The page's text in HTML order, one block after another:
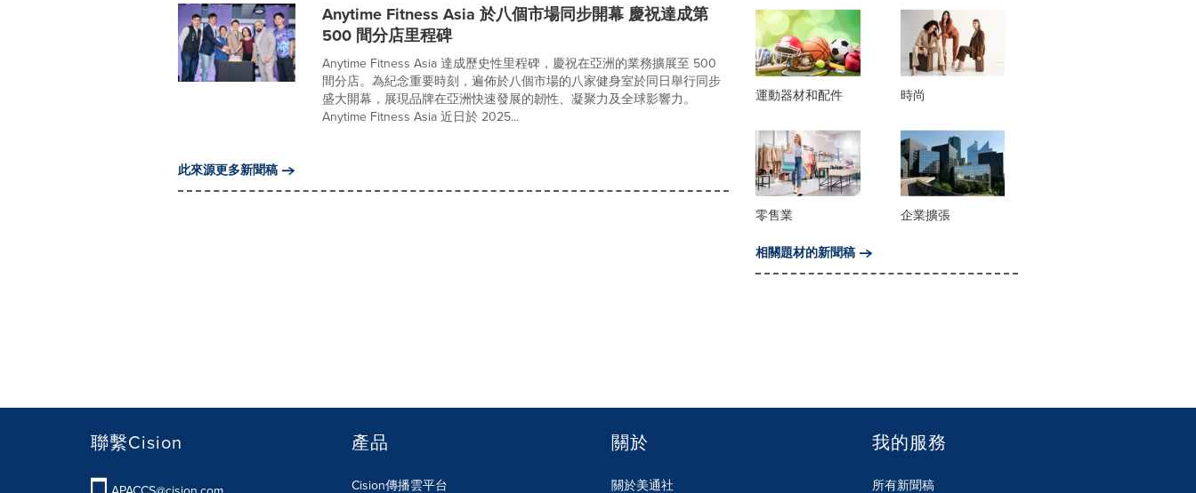
Anytime Fitness Asia 於八個市場同步開幕 慶祝達成第
500 間分店⾥程碑
Anytime Fitness Asia 達成歷史性⾥程碑，慶祝在亞洲的業務擴展⾄ 500
間分店。為紀念重要時刻，遍佈於八個市場的八家健⾝室於同⽇舉⾏同步
盛⼤開幕，展現品牌在亞洲快速發展的韌性、凝聚⼒及全球影響⼒。
Anytime Fitness Asia 近⽇於 2025...
此來源更多新聞稿
運動器材和配件 時尚
零售業
企業擴張
相關題材的新聞稿
聯繫Cision 產品
Cision傳播雲平台
關於
關於美通社
我的服務
所有新聞稿